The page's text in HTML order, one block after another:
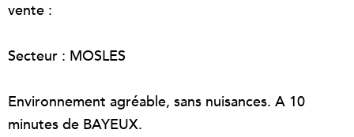
vente :
Secteur : MOSLES
Environnement agréable, sans nuisances. A 10
minutes de BAYEUX.